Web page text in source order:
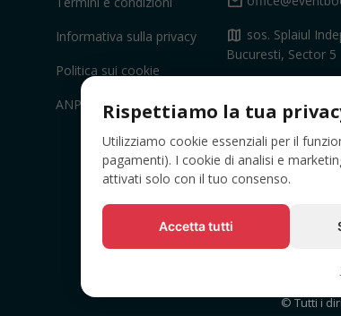
Informativa sulla privacy
Politica sui cookie
ANPC
map sos. Splaiul
Bucuresti, Sector 5
© Tutti i
Rispettiamo la tua
Utilizziamo cookie essenziali per il
pagamenti). I cookie di analisi e
attivati solo con il tuo consenso.
Accetta tutti